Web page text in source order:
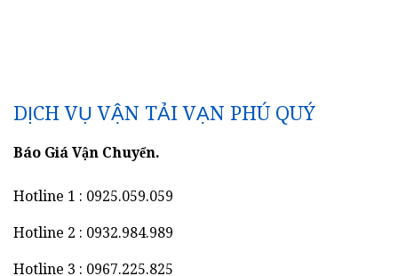
DỊCH VỤ VẬN TẢI VẠN PHÚ QUÝ
Báo Giá Vận Chuyển.
Hotline 1 : 0925.059.059
Hotline 2 : 0932.984.989
Hotline 3 : 0967.225.825